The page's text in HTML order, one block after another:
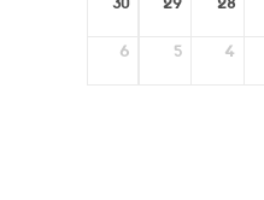
4
5
6